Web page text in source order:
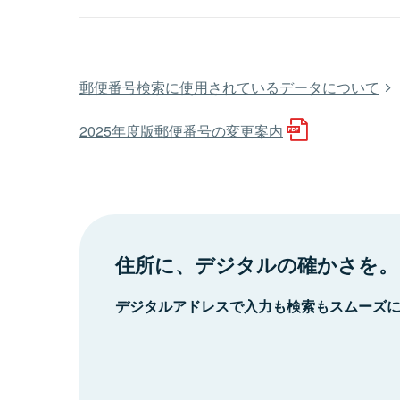
郵便番号検索に使用されているデータについて
2025年度版郵便番号の変更案内
住所に、デジタルの確かさを。
デジタルアドレスで入力も検索もスムーズ